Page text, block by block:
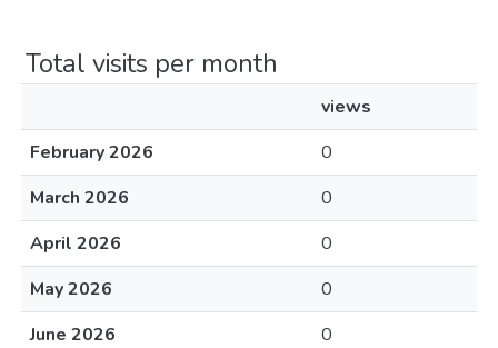
Total visits per month
views
February 2026
0
March 2026
0
April 2026
0
May 2026
0
June 2026
0